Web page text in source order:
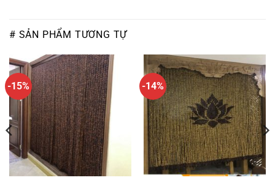
# SẢN PHẨM TƯƠNG TỰ
-15% -14%